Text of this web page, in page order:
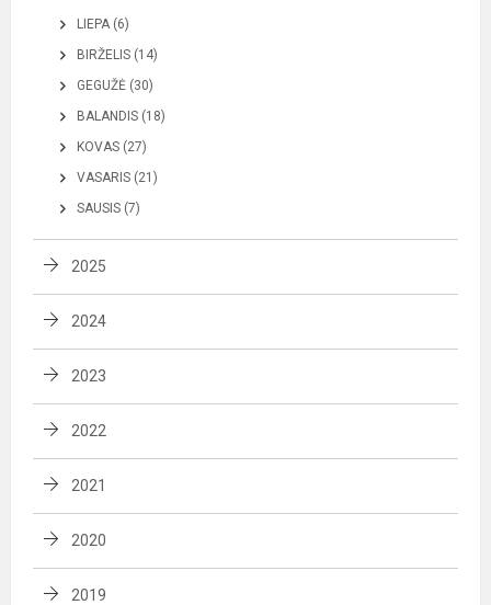
LIEPA (6)
BIRŽELIS (14)
GEGUŽĖ (30)
BALANDIS (18)
KOVAS (27)
VASARIS (21)
SAUSIS (7)
2025
2024
2023
2022
2021
2020
2019